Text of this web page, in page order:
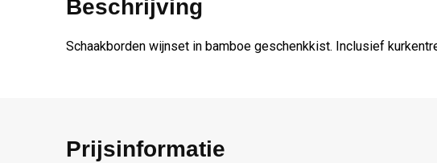
Beschrijving
Schaakborden wijnset in bamboe geschenkkist. Inclusief
Prijsinformatie